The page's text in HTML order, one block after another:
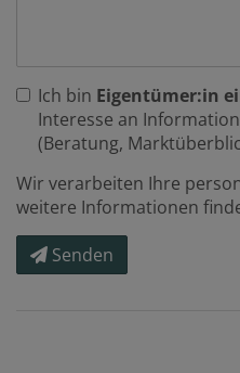
Ich bin Eigentümer:in
Interesse an
(Beratung,
Wir verarbeiten Ihre
weitere Informationen
Senden